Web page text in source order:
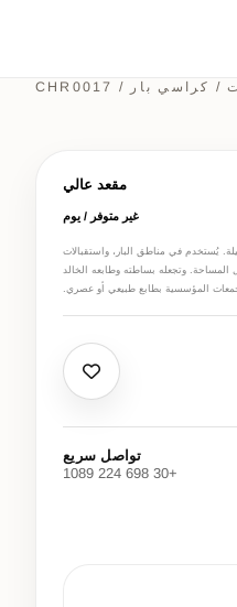
/ كراسي بار / CHR0017
مقعد عالي
غير متوفر / يوم
يُستخدم في مناطق البار، واستقبالات
وتجعله بساطته وطابعه الخالد
المؤسسية بطابع طبيعي أو عصري.
تواصل سريع
+30 698 224 1089